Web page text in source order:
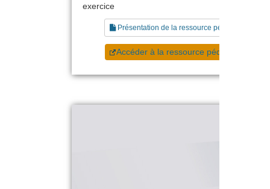
exercice
Présentation de la ressource pédagogique
Accéder à la ressource pédagogique